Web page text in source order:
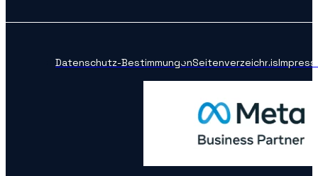
Datenschutz-BestimmungenSeitenverzeichnis